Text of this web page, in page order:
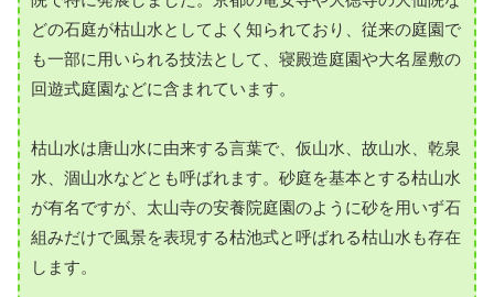
どの石庭が枯山水としてよく知られており、従来の庭園で
も一部に用いられる技法として、寝殿造庭園や大名屋敷の
回遊式庭園などに含まれています。
枯山水は唐山水に由来する言葉で、仮山水、故山水、乾泉
水、涸山水などとも呼ばれます。砂庭を基本とする枯山水
が有名ですが、太山寺の安養院庭園のように砂を用いず石
組みだけで風景を表現する枯池式と呼ばれる枯山水も存在
します。